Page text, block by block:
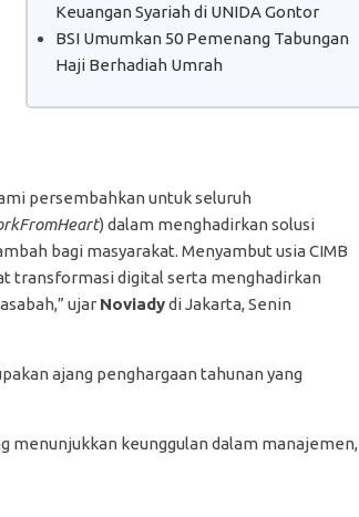
Keuangan Syariah di UNIDA Gontor
BSI Umumkan 50 Pemenang Tabungan
Haji Berhadiah Umrah
persembahkan untuk seluruh
) dalam menghadirkan solusi
bagi masyarakat. Menyambut usia CIMB
transformasi digital serta menghadirkan
ujar Noviadydi Jakarta, Senin
ajang penghargaan tahunan yang
menunjukkan keunggulan dalam manajemen,